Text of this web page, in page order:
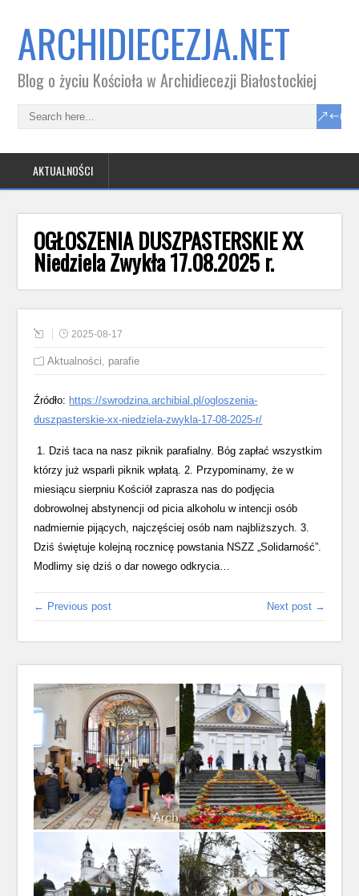
ARCHIDIECEZJA.NET
Blog o życiu Kościoła w Archidiecezji Białostockiej
AKTUALNOŚCI
OGŁOSZENIA DUSZPASTERSKIE XX
Niedziela Zwykła 17.08.2025 r.
2025-08-17
Aktualności, parafie
Źródło: https://swrodzina.archibial.pl/ogloszenia-
duszpasterskie-xx-niedziela-zwykla-17-08-2025-r/
1. Dziś taca na nasz piknik parafialny. Bóg zapłać wszystkim
którzy już wsparli piknik wpłatą. 2. Przypominamy, że w
miesiącu sierpniu Kościół zaprasza nas do podjęcia
dobrowolnej abstynencji od picia alkoholu w intencji osób
nadmiernie pijących, najczęściej osób nam najbliższych. 3.
Dziś świętuje kolejną rocznicę powstania NSZZ „Solidarność”.
Modlimy się dziś o dar nowego odkrycia…
← Previous post Next post →